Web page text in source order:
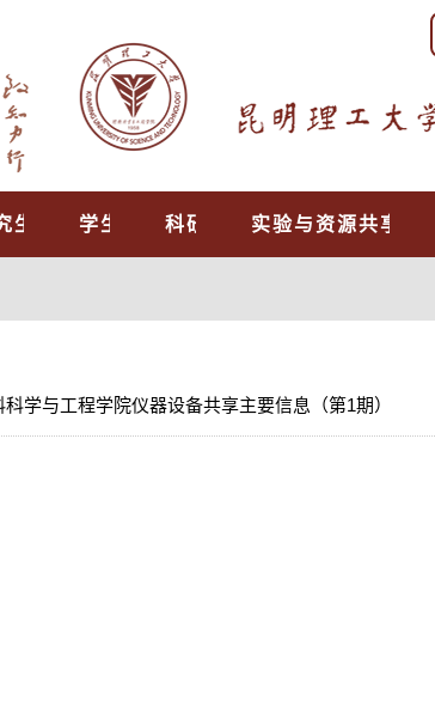
生培养 学生工作 科研工作 实验与资源共享中
学与工程学院仪器设备共享主要信息（第1期）